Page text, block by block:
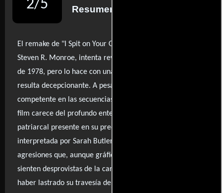
2/5 Resumen de reseñas
El remake de "I Spit on Your Grave" de 2010, dirigido por
Steven R. Monroe, intenta revivir la brutalidad del clásico
de 1978, pero lo hace con una falta de impacto que
resulta decepcionante. A pesar de una ejecución
competente en las secuencias de violencia y venganza, el
film carece del profundo entendimiento del horror
patriarcal presente en su predecesor. La protagonista,
interpretada por Sarah Butler, se enfrenta a una serie de
agresiones que, aunque gráficamente perturbadoras, se
sienten desprovistas de la carga emocional que podría
haber lastrado su travesía de venganza.